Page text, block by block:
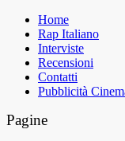
Home
Rap Italiano
Interviste
Recensioni
Contatti
Pubblicità
Pagine